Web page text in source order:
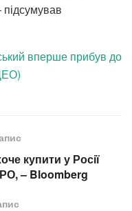
підсумував
вперше прибув до
купити у Росії
– Bloomberg